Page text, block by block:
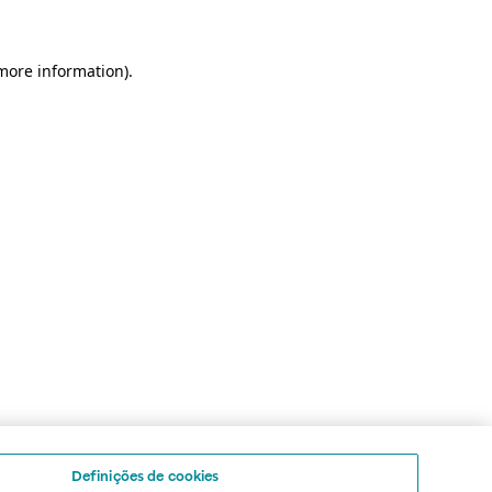
information).
Definições de cookies